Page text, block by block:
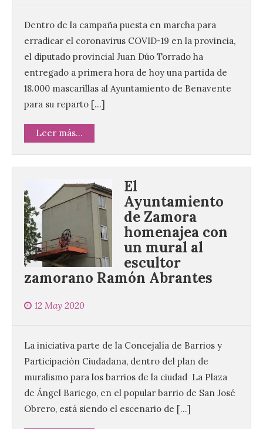
Dentro de la campaña puesta en marcha para
erradicar el coronavirus COVID-19 en la provincia,
el diputado provincial Juan Dúo Torrado ha
entregado a primera hora de hoy una partida de
18.000 mascarillas al Ayuntamiento de Benavente
para su reparto […]
Leer más...
El
Ayuntamiento
de Zamora
homenajea con
un mural al
escultor
zamorano Ramón Abrantes
12 May 2020
La iniciativa parte de la Concejalía de Barrios y
Participación Ciudadana, dentro del plan de
muralismo para los barrios de la ciudad La Plaza
de Ángel Bariego, en el popular barrio de San José
Obrero, está siendo el escenario de […]